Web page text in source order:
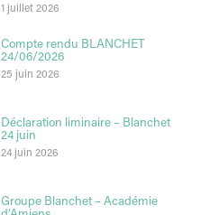
1 juillet 2026
Compte rendu BLANCHET
24/06/2026
25 juin 2026
Déclaration liminaire – Blanchet
24 juin
24 juin 2026
Groupe Blanchet – Académie